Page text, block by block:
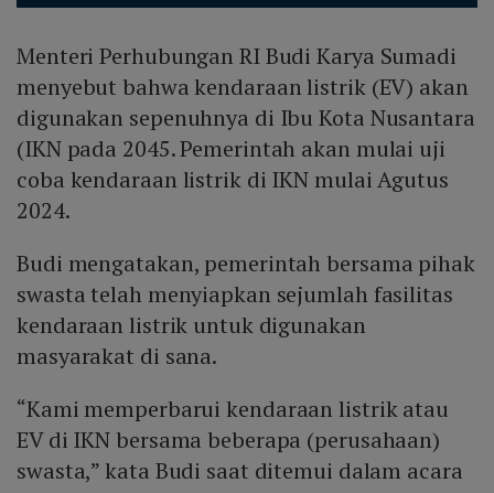
Menteri Perhubungan RI Budi Karya Sumadi
menyebut bahwa kendaraan listrik (EV) akan
digunakan sepenuhnya di Ibu Kota Nusantara
(IKN pada 2045. Pemerintah akan mulai uji
coba kendaraan listrik di IKN mulai Agutus
2024.
Budi mengatakan, pemerintah bersama pihak
swasta telah menyiapkan sejumlah fasilitas
kendaraan listrik untuk digunakan
masyarakat di sana.
“Kami memperbarui kendaraan listrik atau
EV di IKN bersama beberapa (perusahaan)
swasta,” kata Budi saat ditemui dalam acara